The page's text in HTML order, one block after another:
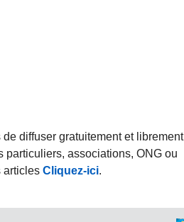
diffuser gratuitement et librement
particuliers, associations, ONG ou
articles Cliquez-ici.